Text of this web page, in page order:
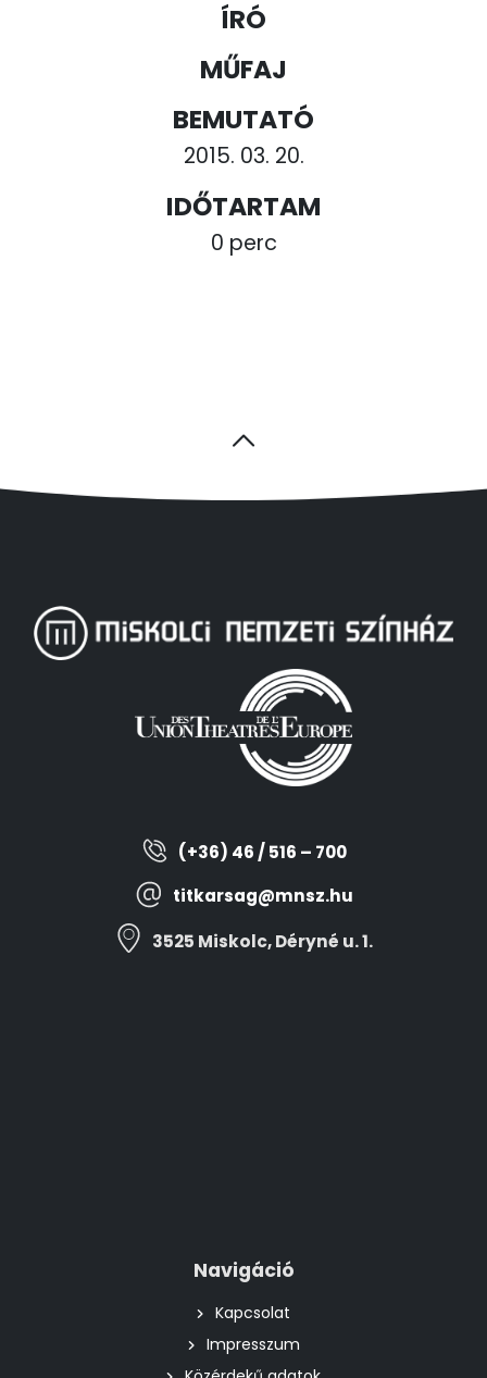
ÍRÓ
MŰFAJ
BEMUTATÓ
2015. 03. 20.
IDŐTARTAM
0 perc
(+36) 46 / 516 – 700
titkarsag@mnsz.hu
3525 Miskolc, Déryné u. 1.
Navigáció
Kapcsolat
Impresszum